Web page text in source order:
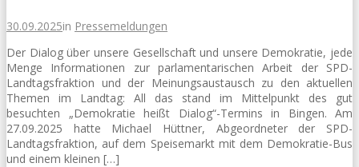
30.09.2025in Pressemeldungen
Der Dialog über unsere Gesellschaft und unsere Demokratie, jede
Menge Informationen zur parlamentarischen Arbeit der SPD-
Landtagsfraktion und der Meinungsaustausch zu den aktuellen
Themen im Landtag: All das stand im Mittelpunkt des gut
besuchten „Demokratie heißt Dialog“-Termins in Bingen. Am
27.09.2025 hatte Michael Hüttner, Abgeordneter der SPD-
Landtagsfraktion, auf dem Speisemarkt mit dem Demokratie-Bus
und einem kleinen […]